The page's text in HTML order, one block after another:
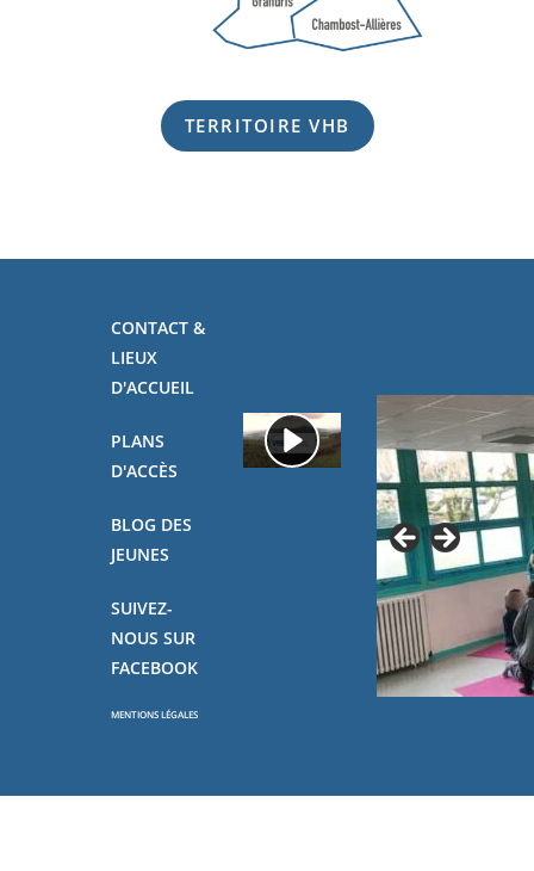
TERRITOIRE VHB
CONTACT &
LIEUX
D'ACCUEIL
PLANS
D'ACCÈS
BLOG DES
JEUNES
SUIVEZ-
NOUS SUR
FACEBOOK
MENTIONS LÉGALES